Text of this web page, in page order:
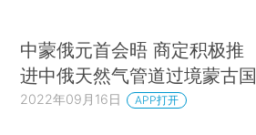
中蒙俄元首会晤 商定积极推
进中俄天然气管道过境蒙古国
2022年09月16日 APP打开